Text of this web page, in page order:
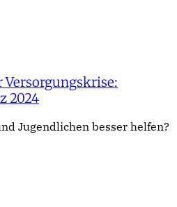
Versorgungskrise:
2024
Jugendlichen besser helfen?